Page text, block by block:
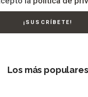
Los más populares